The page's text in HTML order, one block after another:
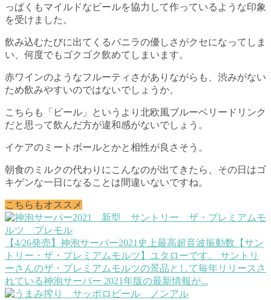
っぱくもマイルドなビールを協力して作っているような印象
を受けました。
飲み込むたびに出てくるバニラの優しさがクセになってしま
い、何度でもゴクゴク飲めてしまいます。
赤ワインのようなフルーティさがありながらも、渋みがない
ため飲みやすいのではないでしょうか。
こちらも「ビール」というより北欧風ブルーベリードリンク
だと思って飲んだ方が違和感がないでしょう。
イケアのミートボールとかと相性が良さそう。
朝食のミルクの代わりにこんなのが出てきたら、その日はゴ
キゲンな一日になることは間違いないですね。
こちらもオススメ
【4/26発売】神泡サーバー2021史上最高超音波振動数【サン
トリー・ザ・プレミアムモルツ】 ユタローです。 サントリ
ーさんのザ・プレミアムモルツの景品として毎年リリースさ
れている神泡サーバー 2021年版の最新情報が...